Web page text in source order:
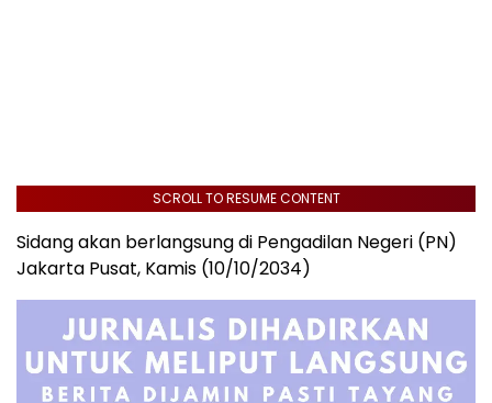
SCROLL TO RESUME CONTENT
Sidang akan berlangsung di Pengadilan Negeri (PN)
Jakarta Pusat, Kamis (10/10/2034)